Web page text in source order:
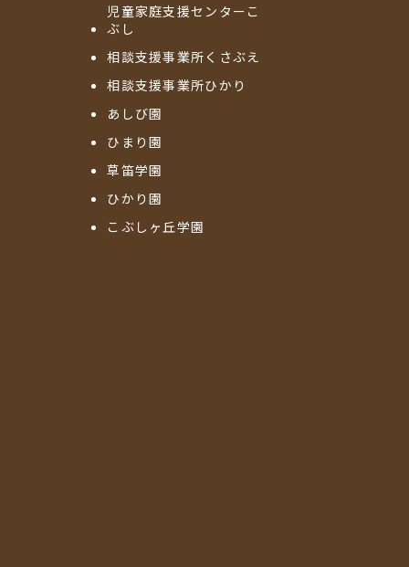
児童家庭支援センターこ
ぶし
相談支援事業所くさぶえ
相談支援事業所ひかり
あしび園
ひまり園
草笛学園
ひかり園
こぶしヶ丘学園